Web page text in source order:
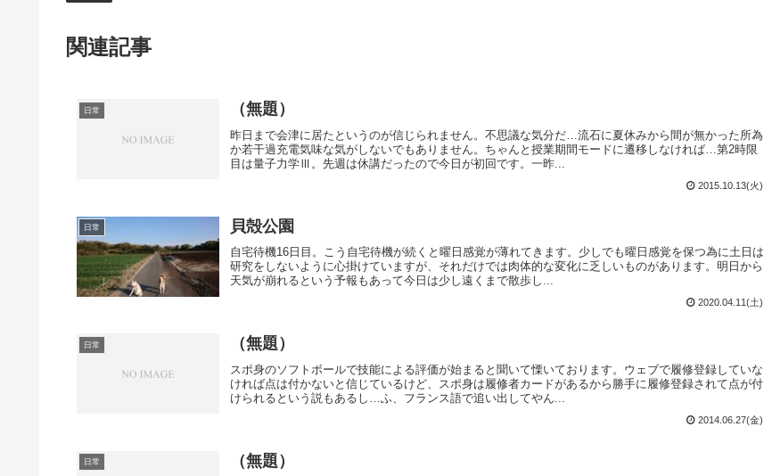
関連記事
日常 （無題）
昨日まで会津に居たというのが信じられません。不思議な気分だ…流石に夏休みから間が無かった所為
か若干過充電気味な気がしないでもありません。ちゃんと授業期間モードに遷移しなければ…第2時限
目は量子力学Ⅲ。先週は休講だったので今日が初回です。一昨...
2015.10.13(火)
日常 貝殻公園
自宅待機16日目。こう自宅待機が続くと曜日感覚が薄れてきます。少しでも曜日感覚を保つ為に土日は
研究をしないように心掛けていますが、それだけでは肉体的な変化に乏しいものがあります。明日から
天気が崩れるという予報もあって今日は少し遠くまで散歩し...
2020.04.11(土)
日常 （無題）
スポ身のソフトボールで技能による評価が始まると聞いて慄いております。ウェブで履修登録していな
ければ点は付かないと信じているけど、スポ身は履修者カードがあるから勝手に履修登録されて点が付
けられるという説もあるし…ふ、フランス語で追い出してやん...
2014.06.27(金)
日常 （無題）